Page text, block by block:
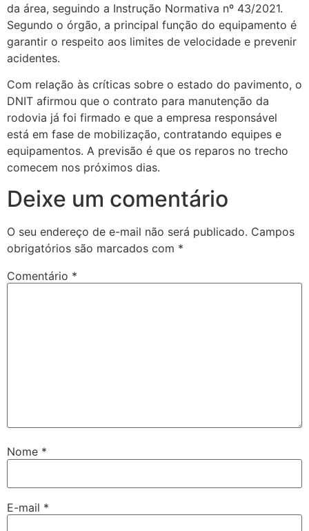
da área, seguindo a Instrução Normativa nº 43/2021.
Segundo o órgão, a principal função do equipamento é
garantir o respeito aos limites de velocidade e prevenir
acidentes.
Com relação às críticas sobre o estado do pavimento, o
DNIT afirmou que o contrato para manutenção da
rodovia já foi firmado e que a empresa responsável
está em fase de mobilização, contratando equipes e
equipamentos. A previsão é que os reparos no trecho
comecem nos próximos dias.
Deixe um comentário
O seu endereço de e-mail não será publicado. Campos
obrigatórios são marcados com *
Comentário *
Nome *
E-mail *